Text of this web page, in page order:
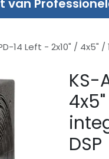
14 Left - 2x10" / 4x5"
KS-
DSP